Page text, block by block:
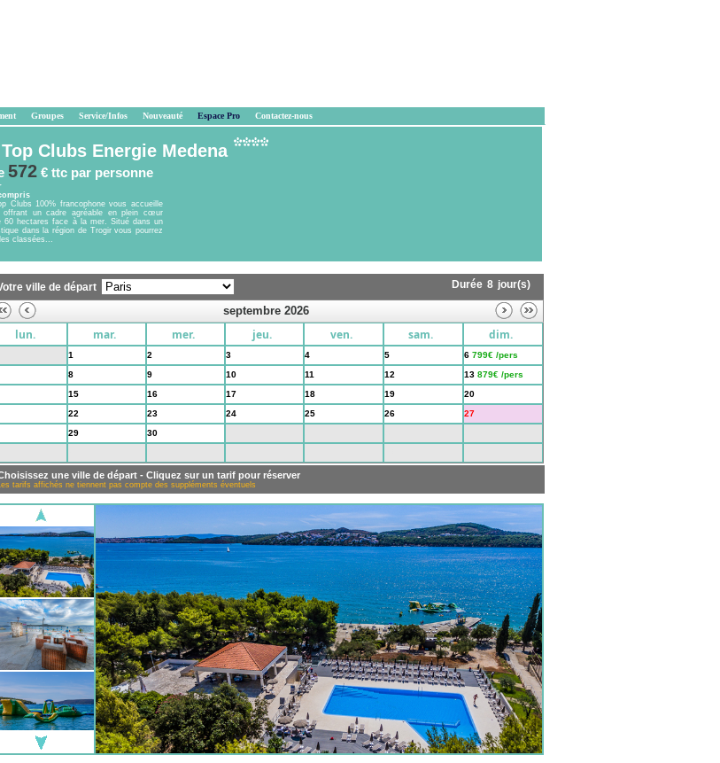
Groupes Service/Infos Nouveauté Espace Pro Contactez-nous
Top Clubs Energie Medena
572 € ttc par personne
Clubs 100% francophone vous accueille
un cadre agréable en plein cœur
60 hectares face à la mer. Situé dans un
dans la région de Trogir vous pourrez
classées...
ville de départ Durée 8 jour(s)
septembre 2026
lun.
mar. mer. jeu. ven. sam. dim.
1 2 3 4 5 6 799€ /pers
8 9 10 11 12 13 879€ /pers
15 16 17 18 19
20
22 23 24 25 26
27
29 30
une ville de départ - Cliquez sur un tarif pour réserver
tarifs affichés ne tiennent pas compte des suppléments éventuels